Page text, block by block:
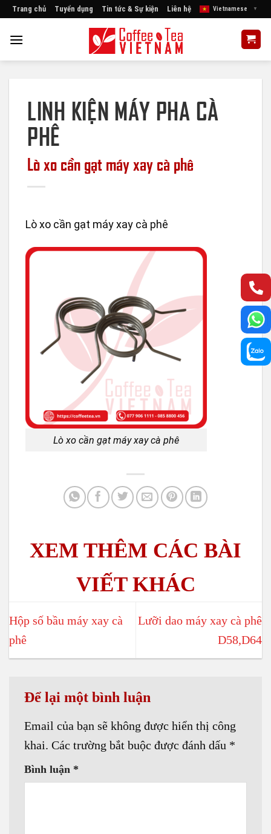
Skip
content
Trang chủ Tuyển dụng Tin tức & Sự kiện Liên hệ Vietnamese ▼
LINH KIỆN MÁY PHA CÀ
PHÊ
Lò xo cần gạt máy xay cà phê
Lò xo cần gạt máy xay cà phê
Lò xo cần gạt máy xay cà phê
Hộp số bầu máy xay cà
phê
Lưỡi dao máy xay cà phê
D58,D64
Để lại một bình luận
Email của bạn sẽ không được hiển thị công
khai. Các trường bắt buộc được đánh dấu *
Bình luận *